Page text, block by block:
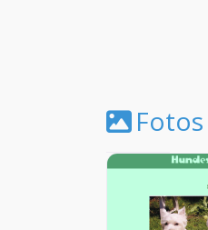
Fotos